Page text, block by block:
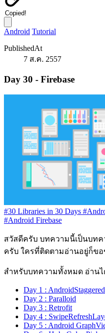
Copied!
Android Tutorial
PublishedAt
7 ส.ค. 2557
Day 30 - Firebase
#30 Libraries in 30 Days
#Android Firebase
สวัสดีครับ บทความนี้เป็นบท
ครับ ใครที่ติดตามอ่านอยู่ก็ข
สำหรับบทความทั้งหมด อ่าน
Day 1 :
Day 2 : Paralloid
Day 3 : Retrofit
Day 4 :
Day 5 : Android